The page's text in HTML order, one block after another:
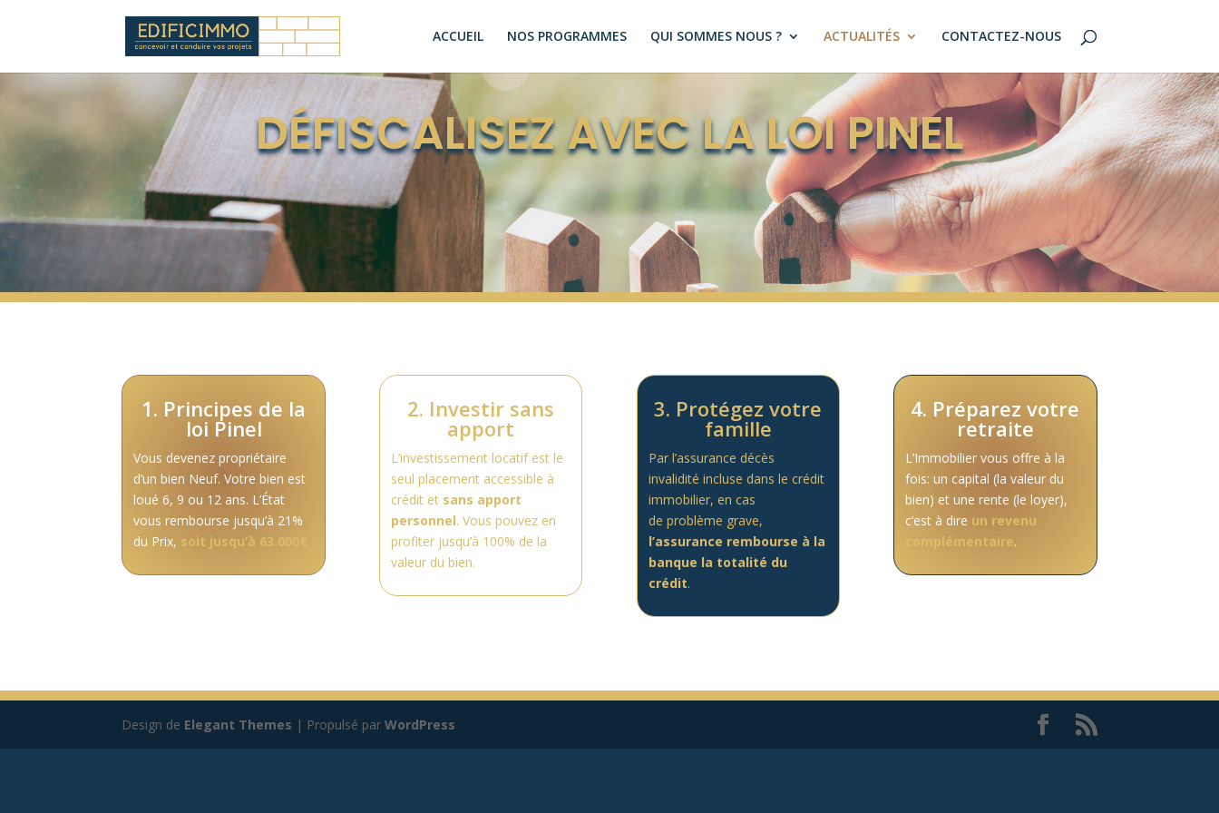
ACCUEIL NOS PROGRAMMES QUI SOMMES NOUS ? ACTUALITÉS CONTACTEZ-NOUS
DÉFISCALISEZ AVEC LA LOI PINEL
1. Principes de la
loi Pinel
Vous devenez propriétaire
d’un bien Neuf. Votre bien est
loué 6, 9 ou 12 ans. L’État
vous rembourse jusqu’à 21%
du Prix, soit jusqu’à 63.000€
2. Investir sans
apport
L’investissement locatif est le
seul placement accessible à
crédit et sans apport
personnel. Vous pouvez en
profiter jusqu’à 100% de la
valeur du bien.
3. Protégez votre
famille
Par l’assurance décès
invalidité incluse dans le crédit
immobilier, en cas
de problème grave,
l’assurance rembourse à la
banque la totalité du
crédit.
4. Préparez votre
retraite
L’Immobilier vous offre à la
fois: un capital (la valeur du
bien) et une rente(le loyer),
c’est à dire un revenu
complémentaire.
Design de Elegant Themes | Propulsé parWordPress